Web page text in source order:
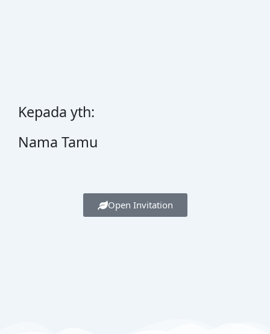
Kepada yth:
Nama Tamu
Open Invitation